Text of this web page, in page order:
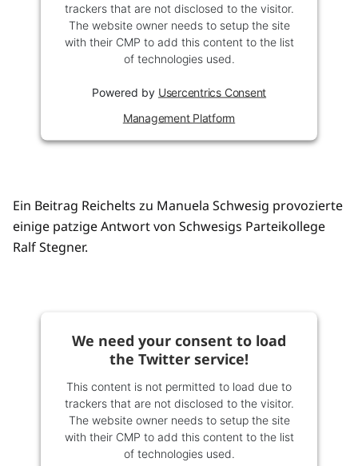
trackers that are not disclosed to the visitor.
The website owner needs to setup the site
with their CMP to add this content to the list
of technologies used.
Powered by Usercentrics Consent
Management Platform
Ein Beitrag Reichelts zu Manuela Schwesig provozierte
einige patzige Antwort von Schwesigs Parteikollege
Ralf Stegner.
We need your consent to load
the Twitter service!
This content is not permitted to load due to
trackers that are not disclosed to the visitor.
The website owner needs to setup the site
with their CMP to add this content to the list
of technologies used.